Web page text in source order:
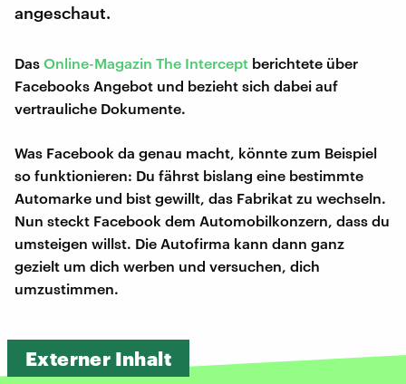
angeschaut.
Das Online-Magazin The Intercept berichtete über
Facebooks Angebot und bezieht sich dabei auf
vertrauliche Dokumente.
Was Facebook da genau macht, könnte zum Beispiel
so funktionieren: Du fährst bislang eine bestimmte
Automarke und bist gewillt, das Fabrikat zu wechseln.
Nun steckt Facebook dem Automobilkonzern, dass du
umsteigen willst. Die Autofirma kann dann ganz
gezielt um dich werben und versuchen, dich
umzustimmen.
Externer Inhalt